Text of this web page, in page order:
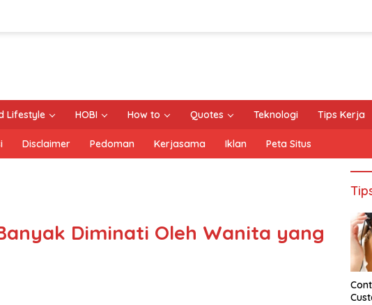
Lifestyle HOBI How to Quotes Teknologi Tips Kerja
Disclaimer Pedoman Kerjasama Iklan Peta Situs
Diminati Oleh Wanita yang